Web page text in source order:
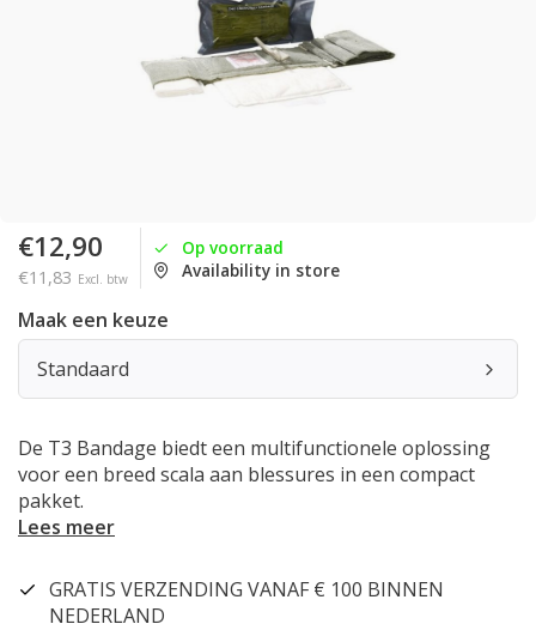
€12,90
€11,83 Excl. btw
Op voorraad
Availability in store
Maak een keuze
Standaard
De T3 Bandage biedt een multifunctionele oplossing
voor een breed scala aan blessures in een compact
pakket.
Lees meer
GRATIS VERZENDING VANAF € 100 BINNEN
NEDERLAND